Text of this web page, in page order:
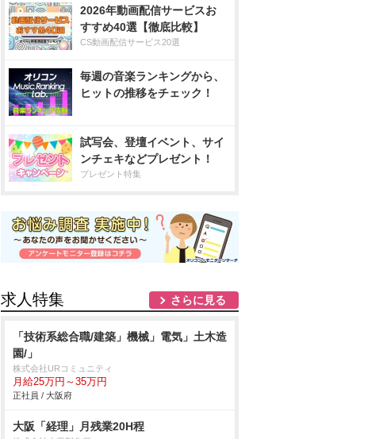
2026年動画配信サービスお
すすめ40選【徹底比較】
CS動画配信サービス20選
毎週の音楽ランキングから、
ヒットの推移をチェック！
試写会、登壇イベント、サイ
ンチェキなどプレゼント！
プレゼント特集
求人特集 さらに見る
「技術系総合職/建築」機械」電気」土木造
園/」
株式会社URコミュニティ
月給25万円～35万円
正社員 / 大阪府
大阪「経理」月残業20H程